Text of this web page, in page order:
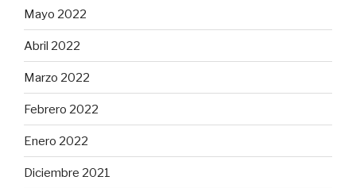
Mayo 2022
Abril 2022
Marzo 2022
Febrero 2022
Enero 2022
Diciembre 2021